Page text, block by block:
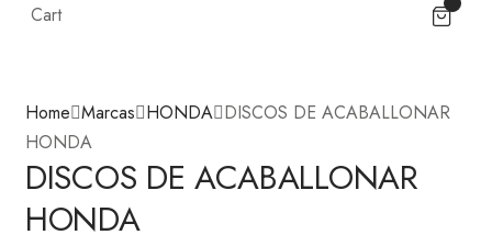
Cart
Home Marcas HONDA DISCOS DE ACABALLONAR
HONDA
DISCOS DE ACABALLONAR
HONDA